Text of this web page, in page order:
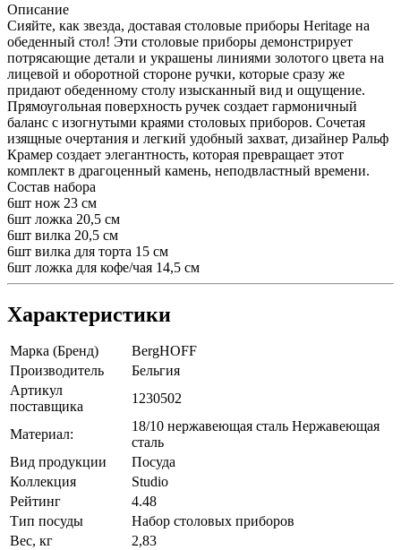
Описание
Сияйте, как звезда, доставая столовые приборы Heritage на
обеденный стол! Эти столовые приборы демонстрирует
потрясающие детали и украшены линиями золотого цвета на
лицевой и оборотной стороне ручки, которые сразу же
придают обеденному столу изысканный вид и ощущение.
Прямоугольная поверхность ручек создает гармоничный
баланс с изогнутыми краями столовых приборов. Сочетая
изящные очертания и легкий удобный захват, дизайнер Ральф
Крамер создает элегантность, которая превращает этот
комплект в драгоценный камень, неподвластный времени.
Состав набора
6шт нож 23 см
6шт ложка 20,5 см
6шт вилка 20,5 см
6шт вилка для торта 15 см
6шт ложка для кофе/чая 14,5 см
Характеристики
Марка (Бренд)
BergHOFF
Производитель
Бельгия
Артикул
поставщика
1230502
Материал:
18/10 нержавеющая сталь Нержавеющая
сталь
Вид продукции
Посуда
Коллекция
Studio
Рейтинг
4.48
Тип посуды
Набор столовых приборов
Вес, кг
2,83